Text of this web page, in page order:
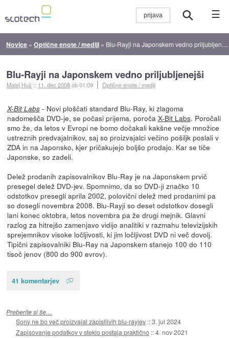
☰
Novice »Optične enote / mediji » Blu-Rayji na Japonskem vedno priljubljenejši
Blu-Rayji na Japonskem vedno priljubljenejši
Matej Huš :: 11. dec 2008ob 01:09 Optične enote / mediji
X-Bit Labs- Novi ploščati standard Blu-Ray, ki zlagoma
nadomešča DVD-je, se počasi prijema, poroča X-Bit Labs. Poročali
smo že, da letos v Evropi ne bomo dočakali kakšne večje množice
ustreznih predvajalnikov, saj so proizvajalci večino pošiljk poslali v
ZDA in na Japonsko, kjer pričakujejo boljšo prodajo. Kar se tiče
Japonske, so zadeli.
Delež prodanih zapisovalnikov Blu-Ray je na Japonskem prvič
presegel delež DVD-jev. Spomnimo, da so DVD-ji značko 10
odstotkov presegli aprila 2002, polovični delež med prodanimi pa
so dosegli novembra 2008. Blu-Rayji so deset odstotkov dosegli
lani konec oktobra, letos novembra pa že drugi mejnik. Glavni
razlog za hitrejšo zamenjavo vidijo analitiki v razmahu televizijskih
sprejemnikov visoke ločljivosti, ki jim ločljivost DVD ni več dovolj.
Tipični zapisovalniki Blu-Ray na Japonskem stanejo 100 do 110
tisoč jenov (800 do 900 evrov).
41 komentarjev
Preberite si še…
Sony ne bo več proizvajal zapisljivih blu-rayjev ::3. jul 2024
Zapisovanje podatkov v steklo postaja praktično ::4. nov 2021